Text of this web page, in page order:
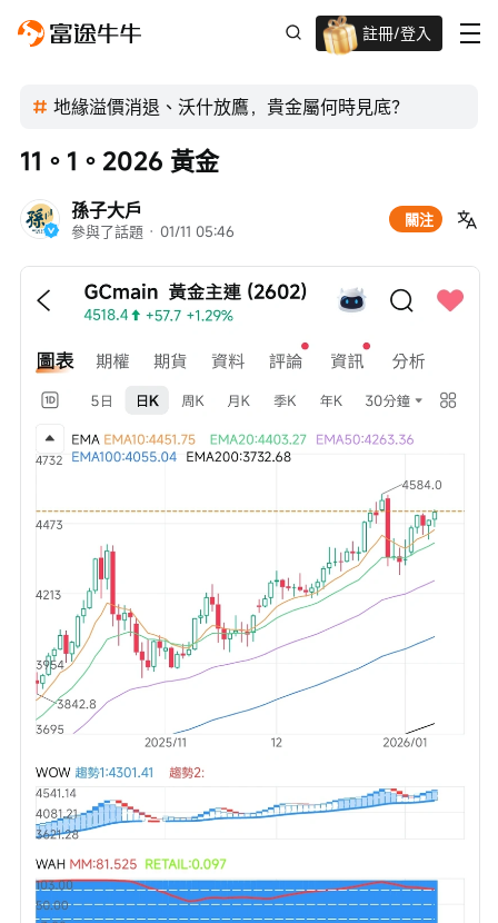
註冊/登入
高達過千蚊獎賞
地緣溢價消退、沃什放鷹，貴金屬何時見底？
孫子大戶
參與了話題 · 01/11 05:46
關注
11。1。2026 黃金